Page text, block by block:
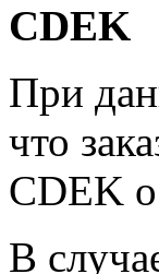
CDEK
При
что
CDEK
В